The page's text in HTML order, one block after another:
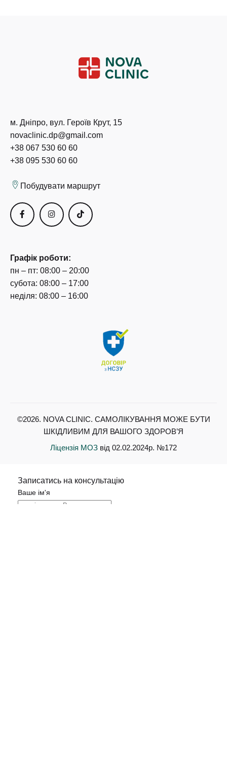
м. Дніпро, вул. Героїв Крут, 15
novaclinic.dp@gmail.com
+38 067 530 60 60
+38 095 530 60 60
Побудувати маршрут
Графік роботи:
пн – пт: 08:00 – 20:00
субота: 08:00 – 17:00
неділя: 08:00 – 16:00
©2026. NOVA CLINIC. САМОЛІКУВАННЯ МОЖЕ БУТИ
ШКІДЛИВИМ ДЛЯ ВАШОГО ЗДОРОВ’Я
Ліцензія МОЗ від 02.02.2024р. №172
Записатись на консультацію
Ваше ім'я